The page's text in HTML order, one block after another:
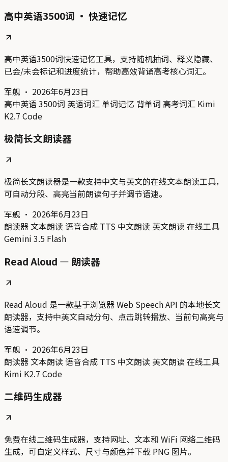
高中英语3500词 · 快速记忆
高中英语3500词快速记忆工具，支持随机抽词、释义隐藏、
已会/未会标记和进度统计，帮助高效背诵高考核心词汇。
军舰 · 2026年6月23日
高中英语3500词 英语词汇单词记忆 背单词 高考词汇 Kimi
K2.7 Code
极简长文朗读器
极简长文朗读器是一款支持中文与英文的在线文本朗读工具，
可自动分段、高亮当前朗读句子并调节语速。
军舰 · 2026年6月23日
朗读器文本朗读 语音合成 TTS 中文朗读 英文朗读 在线工具
Gemini 3.5 Flash
Read Aloud — 朗读器
Read Aloud 是一款基于浏览器 Web Speech API 的本地长文
朗读器，支持中英文自动分句、点击跳转播放、当前句高亮与
语速调节。
军舰 · 2026年6月23日
朗读器文本朗读 语音合成 TTS 中文朗读 英文朗读 在线工具
Kimi K2.7 Code
二维码生成器
免费在线二维码生成器，支持网址、文本和 WiFi 网络二维码
生成，可自定义样式、尺寸与颜色并下载 PNG 图片。